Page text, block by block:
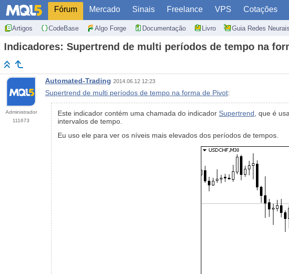
Fórum Mercado Sinais Freelance VPS Cotações
Artigos CodeBase Algo Forge Documentação Livro Guia Redes Neurais
Indicadores: Supertrend de multi períodos de tempo na
Administrador
111673
Automated-Trading 2014.06.12 12:23
Supertrend de multi períodos de tempo na forma de Pivot:
Este indicador contém uma chamada do indicador Supertrend, que é
intervalos de tempo.
Eu uso ele para ver os níveis mais elevados dos períodos de tempos.